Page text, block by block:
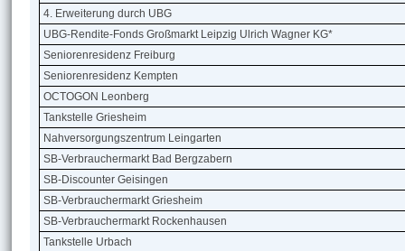
4. Erweiterung durch UBG
UBG-Rendite-Fonds Großmarkt Leipzig Ulrich Wagner KG*
Seniorenresidenz Freiburg
Seniorenresidenz Kempten
OCTOGON Leonberg
Tankstelle Griesheim
Nahversorgungszentrum Leingarten
SB-Verbrauchermarkt Bad Bergzabern
SB-Discounter Geisingen
SB-Verbrauchermarkt Griesheim
SB-Verbrauchermarkt Rockenhausen
Tankstelle Urbach